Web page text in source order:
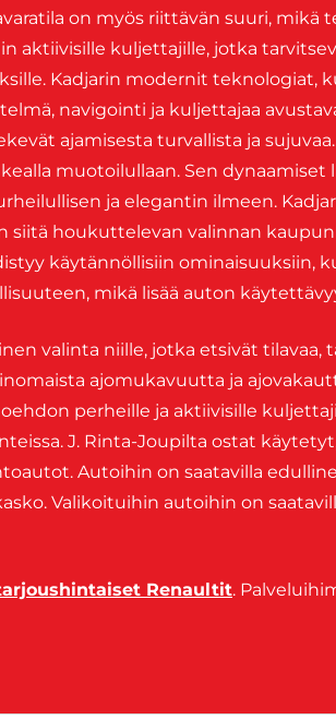
on myös riittävän suuri, mikä
aktiivisille kuljettajille, jotka
Kadjarin modernit teknologiat,
navigointi ja kuljettajaa
ajamisesta turvallista ja
muotoilullaan. Sen dynaamiset
ja elegantin ilmeen.
siitä houkuttelevan valinnan
käytännöllisiin ominaisuuksiin,
mikä lisää auton
valinta niille, jotka etsivät tilavaa,
ajomukavuutta ja
perheille ja aktiivisille
J. Rinta-Joupilta ostat
Autoihin on saatavilla
Valikoituihin autoihin on
Renaultit.